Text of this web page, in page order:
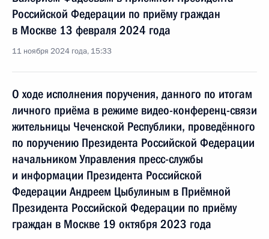
Российской Федерации по приёму граждан
в Москве 13 февраля 2024 года
11 ноября 2024 года, 15:33
О ходе исполнения поручения, данного по итогам
личного приёма в режиме видео-конференц-связи
жительницы Чеченской Республики, проведённого
по поручению Президента Российской Федерации
начальником Управления пресс-службы
и информации Президента Российской
Федерации Андреем Цыбулиным в Приёмной
Президента Российской Федерации по приёму
граждан в Москве 19 октября 2023 года